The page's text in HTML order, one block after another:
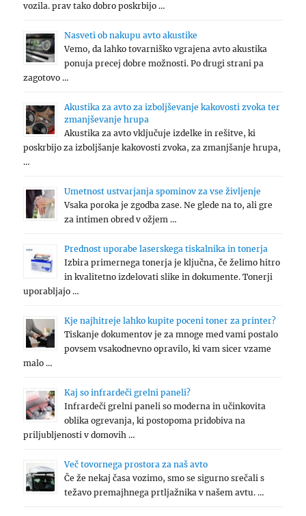
vozila. prav tako dobro poskrbijo …
Nasveti ob nakupu avto akustike
Vemo, da lahko tovarniško vgrajena avto akustika
ponuja precej dobre možnosti. Po drugi strani pa
zagotovo …
Akustika za avto za izboljševanje kakovosti zvoka ter
zmanjševanje hrupa
Akustika za avto vključuje izdelke in rešitve, ki
poskrbijo za izboljšanje kakovosti zvoka, za zmanjšanje hrupa,
…
Umetnost ustvarjanja spominov za vse življenje
Vsaka poroka je zgodba zase. Ne glede na to, ali gre
za intimen obred v ožjem …
Prednost uporabe laserskega tiskalnika in tonerja
Izbira primernega tonerja je ključna, če želimo hitro
in kvalitetno izdelovati slike in dokumente. Tonerji
uporabljajo …
Kje najhitreje lahko kupite poceni toner za printer?
Tiskanje dokumentov je za mnoge med vami postalo
povsem vsakodnevno opravilo, ki vam sicer vzame
malo …
Kaj so infrardeči grelni paneli?
Infrardeči grelni paneli so moderna in učinkovita
oblika ogrevanja, ki postopoma pridobiva na
priljubljenosti v domovih …
Več tovornega prostora za naš avto
Če že nekaj časa vozimo, smo se sigurno srečali s
težavo premajhnega prtljažnika v našem avtu. …